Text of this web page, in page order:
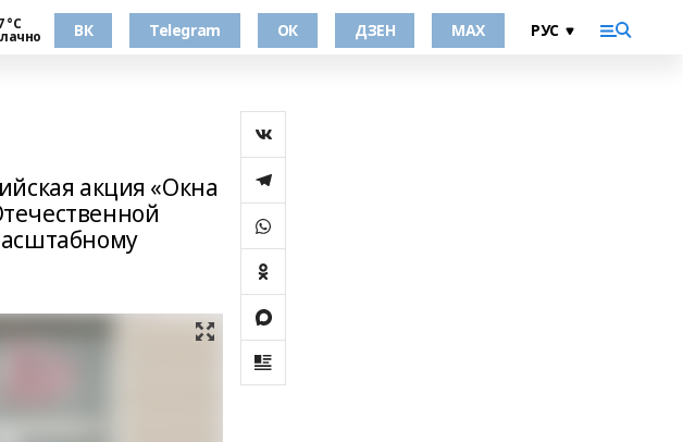
°С ВК Telegram ОК ДЗЕН MAX
акция «Окна